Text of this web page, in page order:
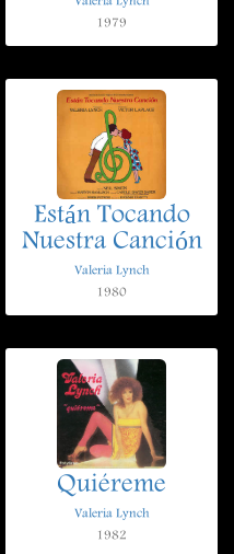
1979
Están Tocando
Nuestra Canción
Valeria Lynch
1980
Quiéreme
Valeria Lynch
1982